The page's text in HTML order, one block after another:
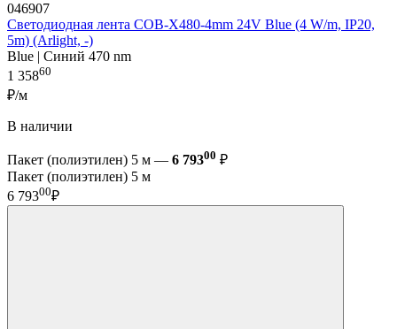
046907
Светодиодная лента COB-X480-4mm 24V Blue (4 W/m, IP20,
5m) (Arlight, -)
Blue | Синий 470 nm
1 35860
₽/м
В наличии
Пакет (полиэтилен) 5 м — 6 79300 ₽
Пакет (полиэтилен) 5 м
6 79300₽